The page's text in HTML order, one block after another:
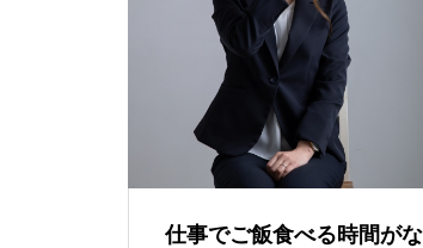
仕事でご飯食べる時間が